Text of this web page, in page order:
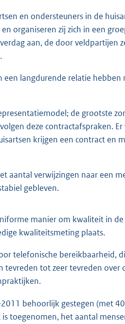
en ondersteuners in de
organiseren zij zich in een
aan, de door veldpartijen
langdurende relatie hebben
de grootste
deze contractafspraken.
krijgen een contract en
aantal verwijzingen naar een
gebleven.
manier om kwaliteit in
kwaliteitsmeting plaats.
telefonische bereikbaarheid,
tot zeer tevreden over
behoorlijk gestegen (met
toegenomen, het aantal